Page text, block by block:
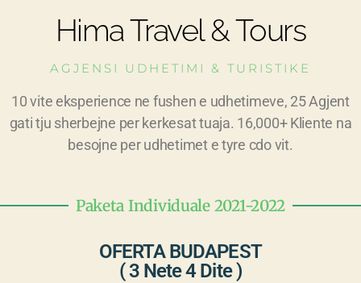
Hima Travel & Tours
AGJENSI UDHETIMI & TURISTIKE
10 vite eksperience ne fushen e udhetimeve, 25 Agjent
gati tju sherbejne per kerkesat tuaja. 16,000+ Kliente na
besojne per udhetimet e tyre cdo vit.
Paketa Individuale 2021-2022
OFERTA BUDAPEST
( 3 Nete 4 Dite )